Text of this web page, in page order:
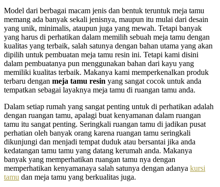
Model dari berbagai macam jenis dan bentuk teruntuk meja tamu
memang ada banyak sekali jenisnya, maupun itu mulai dari desain
yang unik, minimalis, ataupun juga yang mewah. Tetapi banyak
yang harus di perhatikan dalam memilih sebuah meja tamu dengan
kualitas yang terbaik, salah satunya dengan bahan utama yang akan
dipilih untuk pembuatan meja tamu resin ini. Tetapi kami disini
dalam pembuatanya pun menggunakan bahan dari kayu yang
memiliki kualitas terbaik. Makanya kami memperkenalkan produk
terbaru dengan meja tamu resin yang sangat cocok untuk anda
tempatkan sebagai layaknya meja tamu di ruangan tamu anda.
Dalam setiap rumah yang sangat penting untuk di perhatikan adalah
dengan ruangan tamu, apalagi buat kenyamanan dalam ruangan
tamu itu sangat penting. Seringkali ruangan tamu di jadikan pusat
perhatian oleh banyak orang karena ruangan tamu seringkali
dikunjungi dan menjadi tempat duduk atau bersantai jika anda
kedatangan tamu tamu yang datang kerumah anda. Makanya
banyak yang memperhatikan ruangan tamu nya dengan
memperhatikan kenyamanaya salah satunya dengan adanya kursi
tamu dan meja tamu yang berkualitas juga.